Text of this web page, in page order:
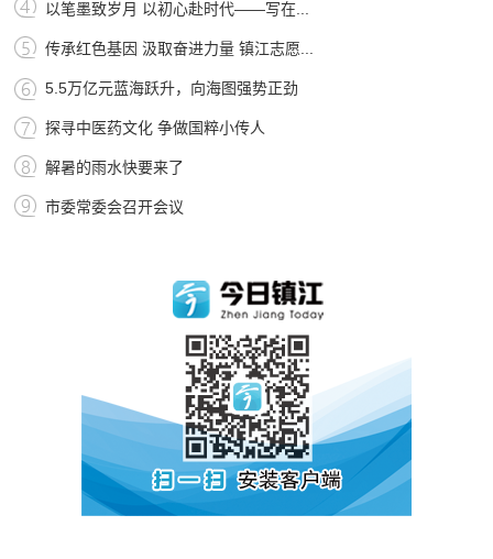
以笔墨致岁月 以初心赴时代——写在...
传承红色基因 汲取奋进力量 镇江志愿...
5.5万亿元蓝海跃升，向海图强势正劲
探寻中医药文化 争做国粹小传人
解暑的雨水快要来了
市委常委会召开会议